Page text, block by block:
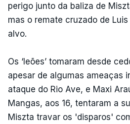
perigo junto da baliza de
mas o remate cruzado de
alvo.
Os ‘leões’ tomaram desde
apesar de algumas ameaças
ataque do Rio Ave, e Maxi
Mangas, aos 16, tentaram a
Miszta travar os 'disparos'